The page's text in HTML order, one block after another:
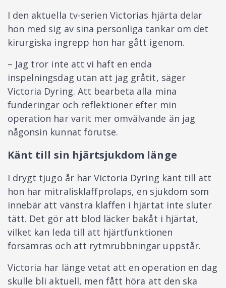
I den aktuella tv-serien Victorias hjärta delar
hon med sig av sina personliga tankar om det
kirurgiska ingrepp hon har gått igenom.
– Jag tror inte att vi haft en enda
inspelningsdag utan att jag gråtit, säger
Victoria Dyring. Att bearbeta alla mina
funderingar och reflektioner efter min
operation har varit mer omvälvande än jag
någonsin kunnat förutse.
Känt till sin hjärtsjukdom länge
I drygt tjugo år har Victoria Dyring känt till att
hon har mitralisklaffprolaps, en sjukdom som
innebär att vänstra klaffen i hjärtat inte sluter
tätt. Det gör att blod läcker bakåt i hjärtat,
vilket kan leda till att hjärtfunktionen
försämras och att rytmrubbningar uppstår.
Victoria har länge vetat att en operation en dag
skulle bli aktuell, men fått höra att den ska